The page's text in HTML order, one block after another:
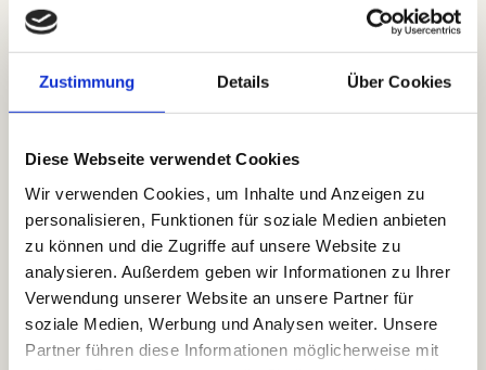
Zustimmung Details Über Cookies
Diese Webseite verwendet Cookies
Wir verwenden Cookies, um Inhalte und Anzeigen zu
personalisieren, Funktionen für soziale Medien anbieten
zu können und die Zugriffe auf unsere Website zu
analysieren. Außerdem geben wir Informationen zu Ihrer
Verwendung unserer Website an unsere Partner für
soziale Medien, Werbung und Analysen weiter. Unsere
Partner führen diese Informationen möglicherweise mit
entsprechend planen können. Es kann außerdem an
Ruhetagen zu verkürzten Rezeptionszeiten kommen.
In diesem Fall ermöglichen wir euch den Check-in mit
unserem Schlüsselsafe.
Wir freuen uns darauf, euch bald im Hubertus
Aufenthalt so angenehm wie möglich zu gestalten.
Zur
Bildergalerie